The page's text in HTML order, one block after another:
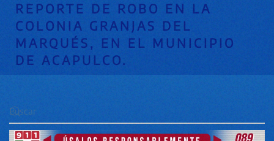
REPORTE DE ROBO EN LA
COLONIA GRANJAS DEL
MARQUÉS, EN EL MUNICIPIO
DE ACAPULCO.